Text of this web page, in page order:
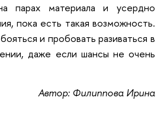
парах материала и усердно
пока есть такая возможность.
и пробовать разиваться в
даже если шансы не очень
Автор: Филиппова Ирина